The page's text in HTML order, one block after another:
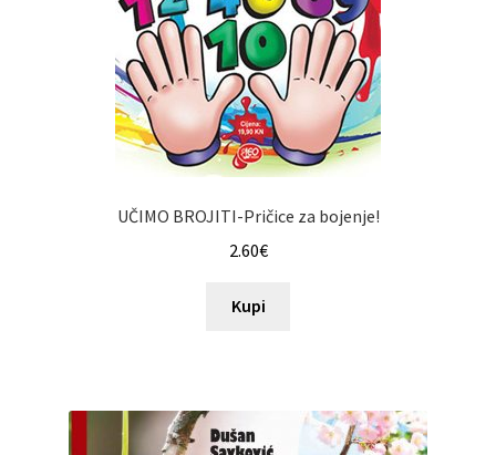
UČIMO BROJITI-Pričice za bojenje!
2.60€
Kupi